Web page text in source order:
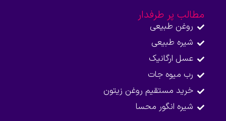
مطالب پر طرفدار
روغن طبیعی
شیره طبیعی
عسل ارگانیک
رب میوه جات
خرید مستقیم روغن زیتون
شیره انگور محسا